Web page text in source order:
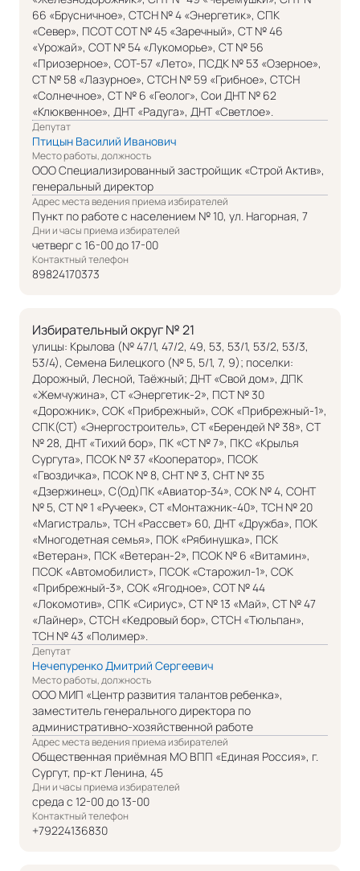
66 «Брусничное», СТСН № 4 «Энергетик», СПК
«Север», ПСОТ СОТ № 45 «Заречный», СТ № 46
«Урожай», СОТ № 54 «Лукоморье», СТ № 56
«Приозерное», СОТ-57 «Лето», ПСДК № 53 «Озерное»,
СТ № 58 «Лазурное», СТСН № 59 «Грибное», СТСН
«Солнечное», СТ № 6 «Геолог», Сои ДНТ № 62
«Клюквенное», ДНТ «Радуга», ДНТ «Светлое».
Депутат
Птицын Василий Иванович
Место работы, должность
ООО Специализированный застройщик «Строй Актив»,
генеральный директор
Адрес места ведения приема избирателей
Пункт по работе с населением № 10, ул. Нагорная, 7
Дни и часы приема избирателей
четверг с 16-00 до 17-00
Контактный телефон
89824170373
Избирательный округ № 21
улицы: Крылова (№ 47/1, 47/2, 49, 53, 53/1, 53/2, 53/3,
53/4), Семена Билецкого (№ 5, 5/1, 7, 9); поселки:
Дорожный, Лесной, Таёжный; ДНТ «Свой дом», ДПК
«Жемчужина», СТ «Энергетик-2», ПСТ № 30
«Дорожник», СОК «Прибрежный», СОК «Прибрежный-1»,
СПК(СТ) «Энергостроитель», СТ «Берендей № 38», СТ
№ 28, ДНТ «Тихий бор», ПК «СТ № 7», ПКС «Крылья
Сургута», ПСОК № 37 «Кооператор», ПСОК
«Гвоздичка», ПСОК № 8, СНТ № 3, СНТ № 35
«Дзержинец», С(Од)ПК «Авиатор-34», СОК № 4, СОНТ
№ 5, СТ № 1 «Ручеек», СТ «Монтажник-40», ТСН № 20
«Магистраль», ТСН «Рассвет» 60, ДНТ «Дружба», ПОК
«Многодетная семья», ПОК «Рябинушка», ПСК
«Ветеран», ПСК «Ветеран-2», ПСОК № 6 «Витамин»,
ПСОК «Автомобилист», ПСОК «Старожил-1», СОК
«Прибрежный-3», СОК «Ягодное», СОТ № 44
«Локомотив», СПК «Сириус», СТ № 13 «Май», СТ № 47
«Лайнер», СТСН «Кедровый бор», СТСН «Тюльпан»,
ТСН № 43 «Полимер».
Депутат
Нечепуренко Дмитрий Сергеевич
Место работы, должность
ООО МИП «Центр развития талантов ребенка»,
заместитель генерального директора по
административно-хозяйственной работе
Адрес места ведения приема избирателей
Общественная приёмная МО ВПП «Единая Россия», г.
Сургут, пр-кт Ленина, 45
Дни и часы приема избирателей
среда с 12-00 до 13-00
Контактный телефон
+79224136830